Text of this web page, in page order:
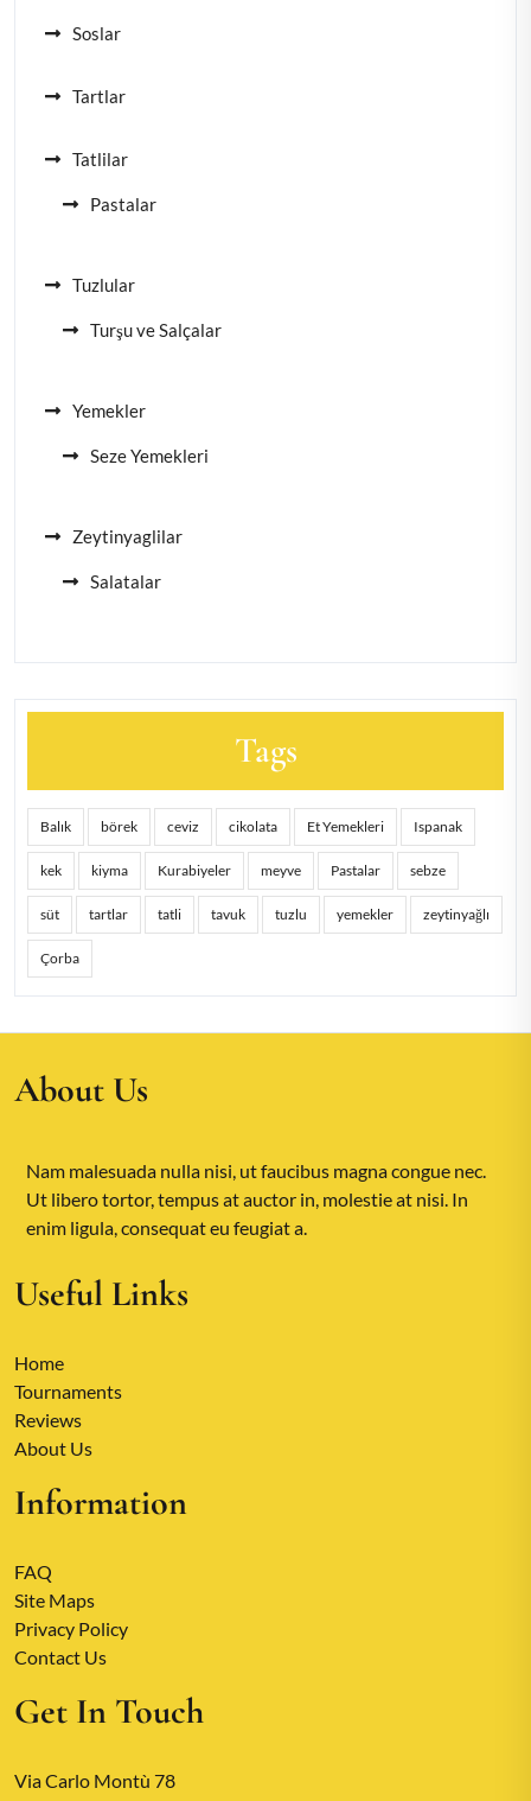
Soslar
Tartlar
Tatlilar
Pastalar
Tuzlular
Turşu ve Salçalar
Yemekler
Seze Yemekleri
Zeytinyaglilar
Salatalar
Tags
Balık börek ceviz cikolata Et Yemekleri Ispanak
kek kiyma Kurabiyeler meyve Pastalar sebze
süt tartlar tatli tavuk tuzlu yemekler zeytinyağlı
Çorba
About Us
Nam malesuada nulla nisi, ut faucibus magna congue nec.
Ut libero tortor, tempus at auctor in, molestie at nisi. In
enim ligula, consequat eu feugiat a.
Useful Links
Home
Tournaments
Reviews
About Us
Information
FAQ
Site Maps
Privacy Policy
Contact Us
Get In Touch
Via Carlo Montù 78